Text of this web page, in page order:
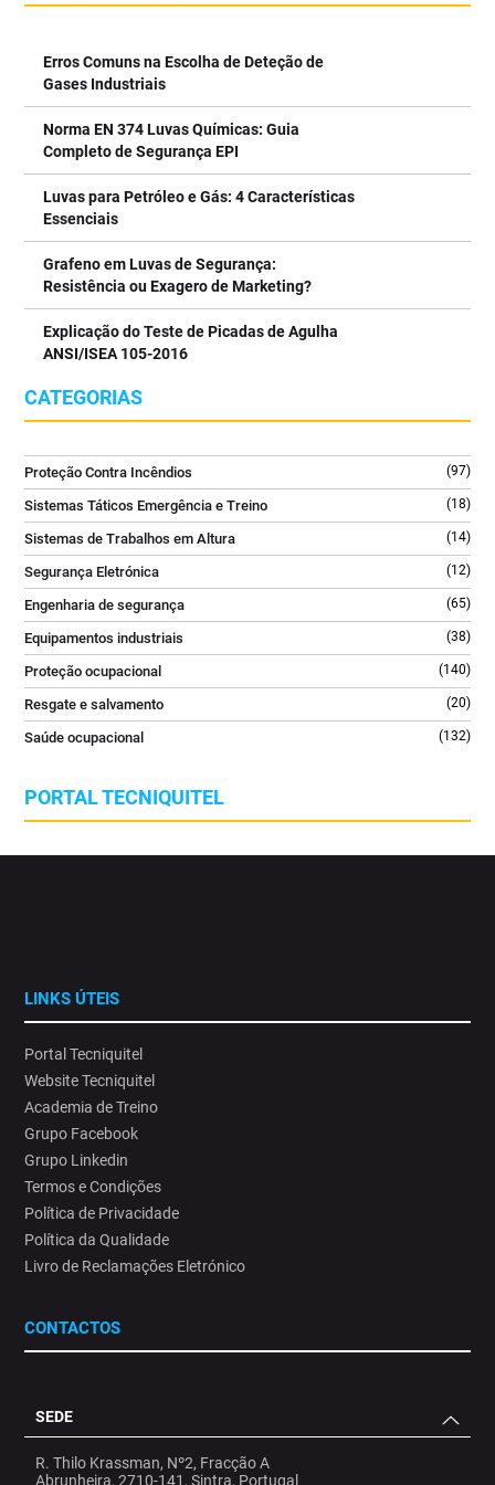
#deteçãogasesindústriapetrolífera #segurançaoffshore
#sistemadedetecçãodegases
7 0
7 0
3 0
rapidamente em incêndios envolvendo equipamentos elétricos,
extinção.
⠀⠀⠀⠀⠀⠀⠀⠀⠀⠀
✔️ Ideal para equipamentos elétricos e eletrónicos sob tensão
✔️ Elevada eficácia em incêndios da classe B
✔️ Equipamento robusto e preparado para ambientes
⠀⠀⠀⠀⠀⠀⠀⠀⠀⠀
Uma solução essencial para escritórios, salas técnicas, indústria
e espaços com equipamentos críticos.
⠀⠀⠀⠀⠀⠀⠀⠀⠀⠀
👉 Saiba mais no link da bio @tecniquitel
#ProteçãoContraIncendios #GLORIA
2 0
2
Erros Comuns na Escolha de Deteção de
Gases Industriais
Norma EN 374 Luvas Químicas: Guia
Completo de Segurança EPI
Luvas para Petróleo e Gás: 4 Características
Essenciais
Grafeno em Luvas de Segurança:
Resistência ou Exagero de Marketing?
Explicação do Teste de Picadas de Agulha
ANSI/ISEA 105-2016
CATEGORIAS
Proteção Contra Incêndios (97)
Sistemas Táticos Emergência e Treino (18)
Sistemas de Trabalhos em Altura (14)
Segurança Eletrónica (12)
Engenharia de segurança (65)
Equipamentos industriais (38)
Proteção ocupacional (140)
Resgate e salvamento (20)
Saúde ocupacional (132)
PORTAL TECNIQUITEL
LINKS ÚTEIS
Portal Tecniquitel
Website Tecniquitel
Academia de Treino
Grupo Facebook
Grupo Linkedin
Termos e Condições
Política de Privacidade
Política da Qualidade
Livro de Reclamações Eletrónico
CONTACTOS
SEDE
R. Thilo Krassman, Nº2, Fracção A
Abrunheira, 2710-141, Sintra, Portugal